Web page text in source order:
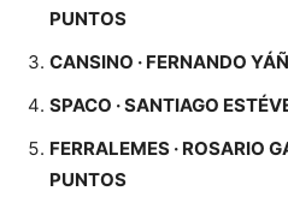
PUNTOS
CANSINO · FERNANDO
SPACO · SANTIAGO
FERRALEMES · ROSARIO
PUNTOS